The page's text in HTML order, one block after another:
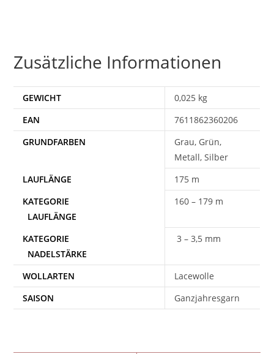
Zusätzliche Informationen
GEWICHT
0,025 kg
EAN
7611862360206
Grau, Grün,
Metall, Silber
175 m
160 – 179 m
3 – 3,5 mm
WOLLARTEN
Lacewolle
SAISON
Ganzjahresgarn